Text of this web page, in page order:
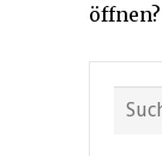
öffnen?